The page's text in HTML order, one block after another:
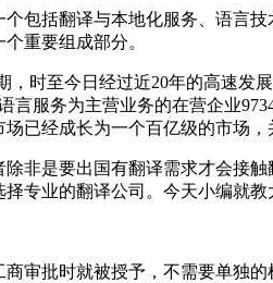
包括翻译与本地化服务、语言
重要组成部分。
时至今日经过近20年的高速发
服务为主营业务的在营企业
已经成长为一个百亿级的市场，
非是要出国有翻译需求才会接
专业的翻译公司。今天小编就教
审批时就被授予，不需要单独